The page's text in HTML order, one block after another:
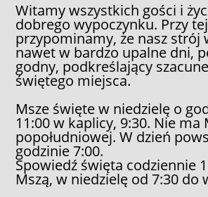
Witamy wszystkich gości i
dobrego wypoczynku. Przy
przypominamy, że nasz strój
nawet w bardzo upalne dni,
godny, podkreślający
świętego miejsca.
Msze święte w niedzielę o
11:00 w kaplicy, 9:30. Nie ma
popołudniowej. W dzień
godzinie 7:00.
Spowiedź święta codziennie
Mszą, w niedzielę od 7:30 do